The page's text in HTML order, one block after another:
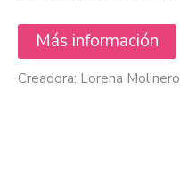
Más información
Creadora: Lorena Molinero